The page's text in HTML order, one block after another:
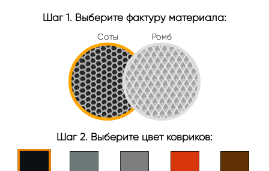
Шаг 1. Выберите фактуру материала:
Соты Ромб
Шаг 2. Выберите цвет ковриков: